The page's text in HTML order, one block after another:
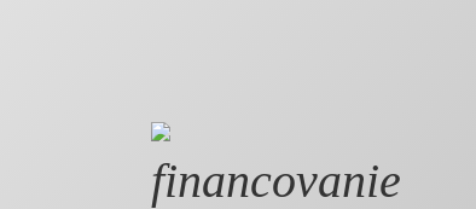
financovanie